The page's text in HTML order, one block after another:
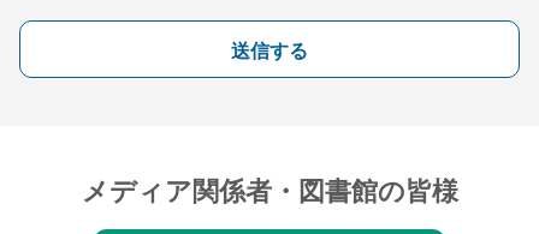
送信する
メディア関係者・図書館の皆様